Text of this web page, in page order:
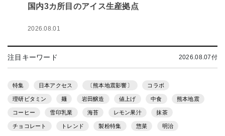
国内3カ所目のアイス生産拠点
2026.08.01
注目キーワード 2026.08.07付
特集 日本アクセス 〔熊本地震影響〕 コラボ
理研ビタミン 麺 岩田醸造 値上げ 中食 熊本地震
コーヒー 雪印乳業 海苔 レモン果汁 抹茶
チョコレート トレンド 製粉特集 惣菜 明治